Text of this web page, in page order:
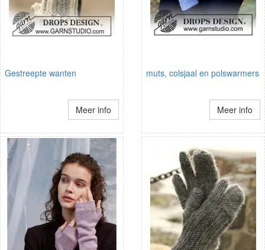
Gestreepte wanten
Meer info
muts, colsjaal en polswarmers
Meer info